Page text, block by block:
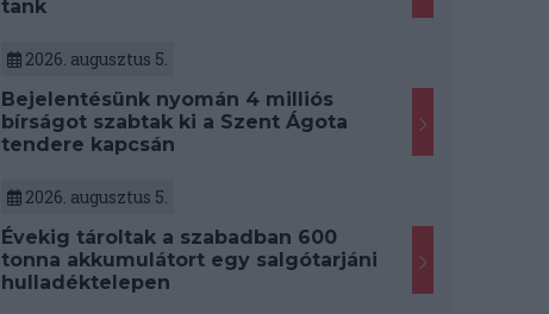
tank
2026. augusztus 5.
Bejelentésünk nyomán 4 milliós
bírságot szabtak ki a Szent Ágota
tendere kapcsán
2026. augusztus 5.
Évekig tároltak a szabadban 600
tonna akkumulátort egy salgótarjáni
hulladéktelepen